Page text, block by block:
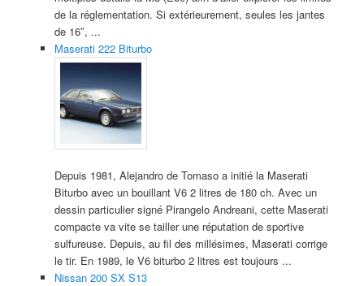
de la réglementation. Si extérieurement, seules les jantes
de 16″, ...
Maserati 222 Biturbo
Depuis 1981, Alejandro de Tomaso a initié la Maserati
Biturbo avec un bouillant V6 2 litres de 180 ch. Avec un
dessin particulier signé Pirangelo Andreani, cette Maserati
compacte va vite se tailler une réputation de sportive
sulfureuse. Depuis, au fil des millésimes, Maserati corrige
le tir. En 1989, le V6 biturbo 2 litres est toujours ...
Nissan 200 SX S13